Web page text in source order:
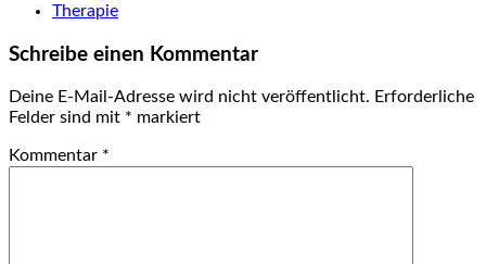
Therapie
Schreibe einen Kommentar
Deine E-Mail-Adresse wird nicht veröffentlicht. Erforderliche
Felder sind mit * markiert
Kommentar *